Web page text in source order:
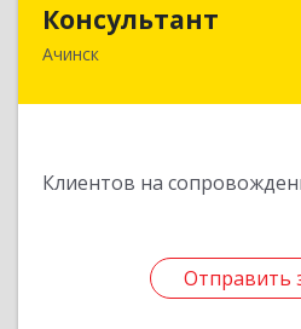
Консультант
Ачинск
Клиентов на
Отправить
662159,
Отправить